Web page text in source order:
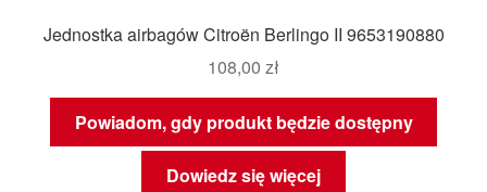
Jednostka airbagów Citroën Berlingo II 9653190880
108,00 zł
Powiadom, gdy produkt będzie dostępny
Dowiedz się więcej